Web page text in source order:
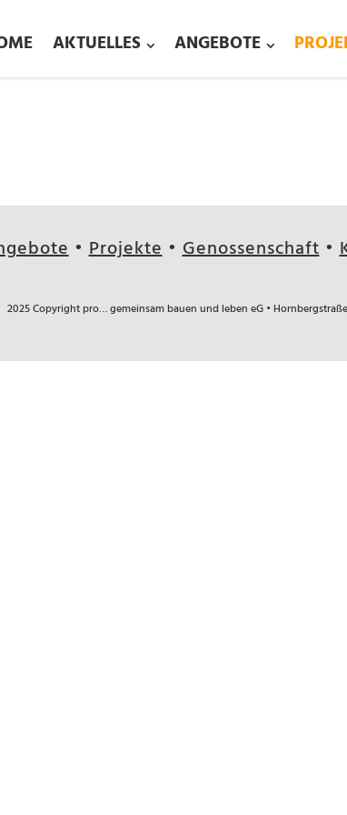
AKTUELLES ANGEBOTE
•Projekte •Genossenschaft •
2025 Copyright pro… gemeinsam bauen und leben eG •